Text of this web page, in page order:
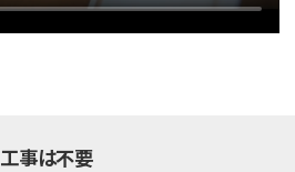
工事は不要